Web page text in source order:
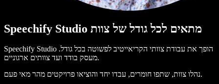
Speechify Studio מתאים לכל גודל של צוות
Speechify Studio הופך את עבודת צוותי הקריאייטיב לפשוטה בכל גודל.
מעסק בודד ועד צוותים ארגוניים.
נהלו צוות, שתפו חומרים, עבדו יחד והוציאו פרויקטים מהר מאי פעם.